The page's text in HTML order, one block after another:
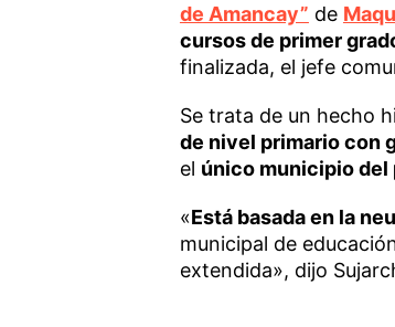
de Amancay” de
cursos de primer
finalizada, el jefe
Se trata de un hecho
de nivel primario con
el único municipio del
«Está basada en la
municipal de
extendida», dijo